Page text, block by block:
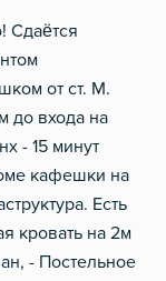
Сдаётся
от ст. М.
до входа на
- 15 минут
кафешки на
Есть
кровать на 2м
- Постельное